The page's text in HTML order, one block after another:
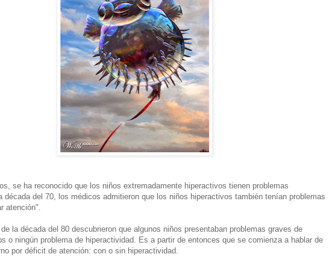
se ha reconocido que los niños extremadamente hiperactivos tienen problemas
década del 70, los médicos admitieron que los niños hiperactivos también tenían problemas
atención".
la década del 80 descubrieron que algunos niños presentaban problemas graves de
o ningún problema de hiperactividad. Es a partir de entonces que se comienza a hablar de
por déficit de atención: con o sin hiperactividad.